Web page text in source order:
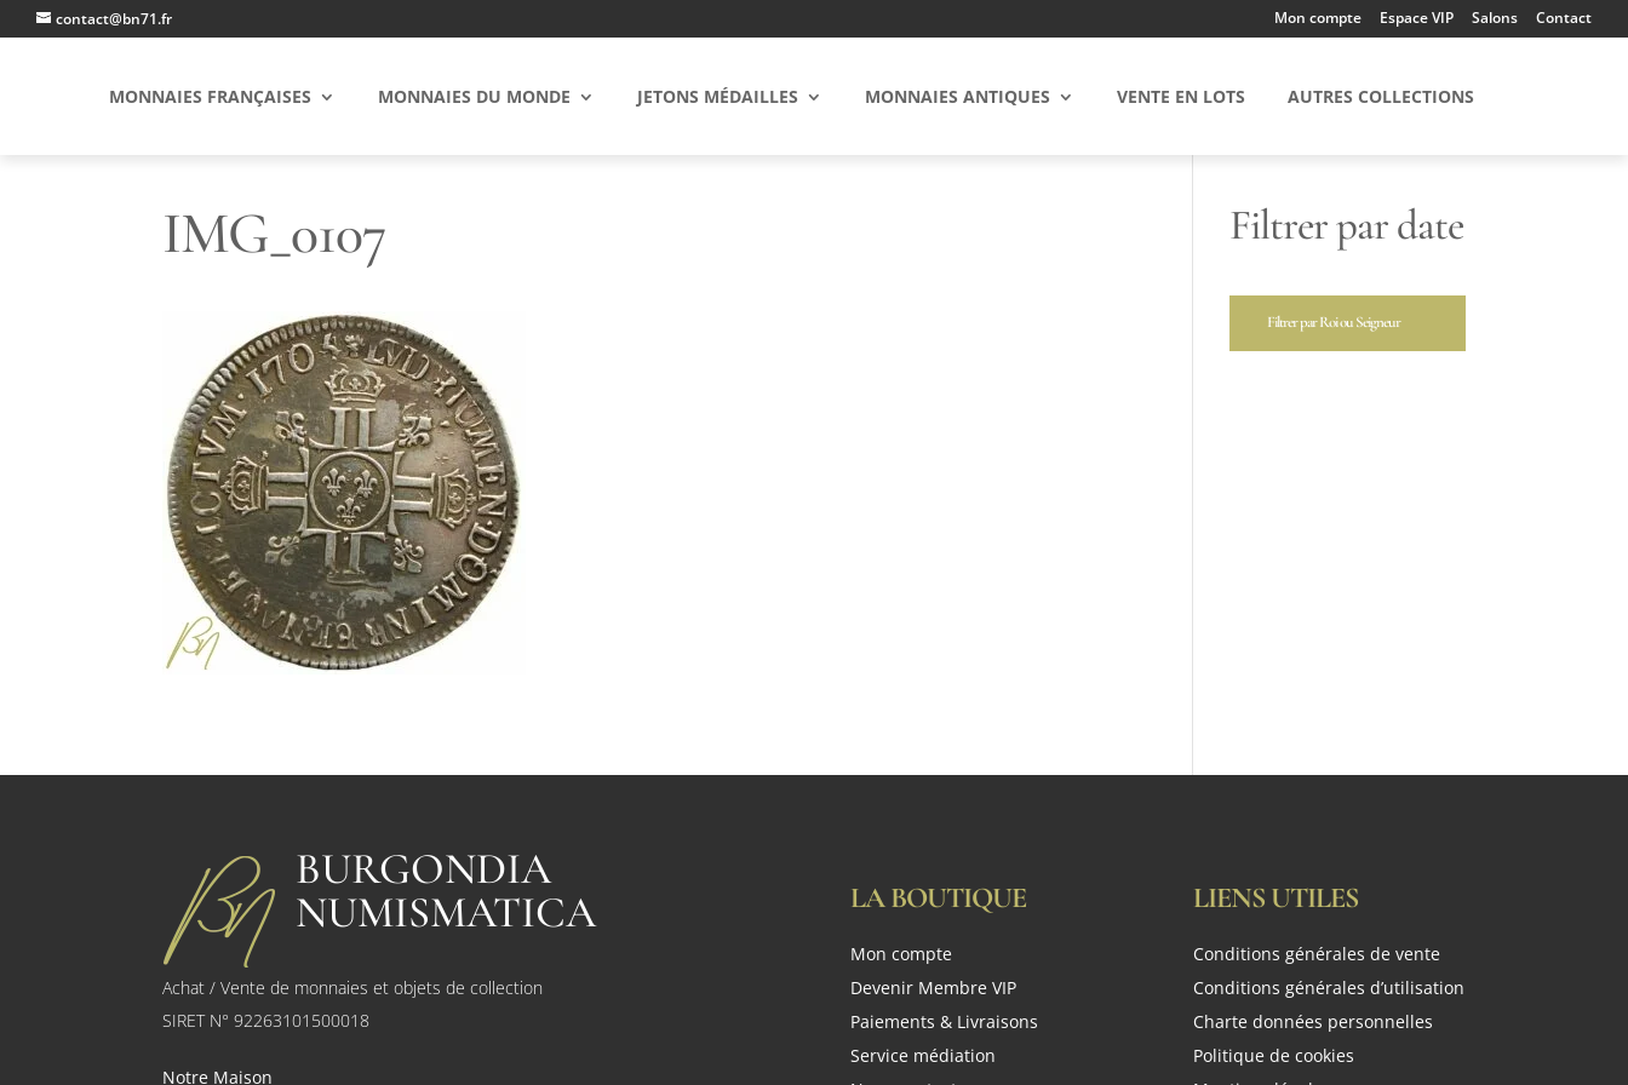
contact@bn71.fr Mon compte Espace VIP Salons Contact
MONNAIES FRANÇAISES MONNAIES DU MONDE JETONS MÉDAILLES MONNAIES ANTIQUES VENTE EN LOTS AUTRES COLLECTIONS
IMG_0107 Filtrer par date
Filtrer par Roi ou Seigneur
BURGONDIA
NUMISMATICA
Achat / Vente de monnaies et objets de collection
SIRET N° 92263101500018
Notre Maison
LA BOUTIQUE
Mon compte
Devenir Membre VIP
Paiements & Livraisons
Service médiation
LIENS UTILES
Conditions générales de vente
Conditions générales d’utilisation
Charte données personnelles
Politique de cookies